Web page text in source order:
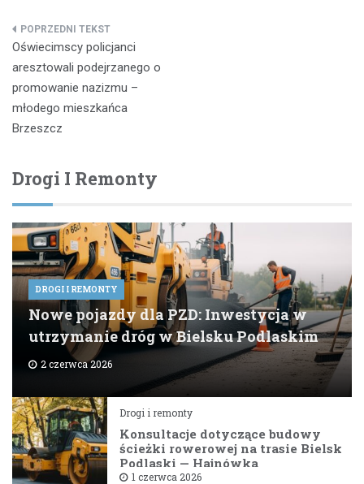
Nawigacja
wpisu
Oświecimscy policjanci
aresztowali podejrzanego o
promowanie nazizmu –
młodego mieszkańca
Brzeszcz
Drogi I Remonty
DROGI I REMONTY
Nowe pojazdy dla PZD: Inwestycja w
utrzymanie dróg w Bielsku Podlaskim
2 czerwca 2026
Drogi i remonty
Konsultacje dotyczące budowy
ścieżki rowerowej na trasie Bielsk
Podlaski — Hajnówka
1 czerwca 2026